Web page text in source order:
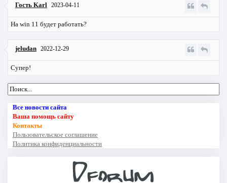
Гость Karl 2023-04-11
На win 11 будет работать?
jeludan 2022-12-29
Супер!
Все новости сайта
Ваша помощь сайту
Контакты
Пользовательское соглашение
Политика конфиденциальности